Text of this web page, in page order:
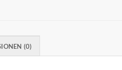
(0)